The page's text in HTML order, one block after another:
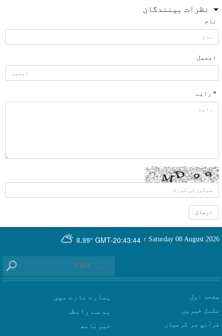
نظرات بینندگان
نام
ایمیل
* رایے
GMT-20:43:44
8.99° Saturday 08 August 2026 ؛
صفحه اول
مکمل خبریں
قرآني سر گرمياں
ہمارے بارے میں
ہم سے رابطہ